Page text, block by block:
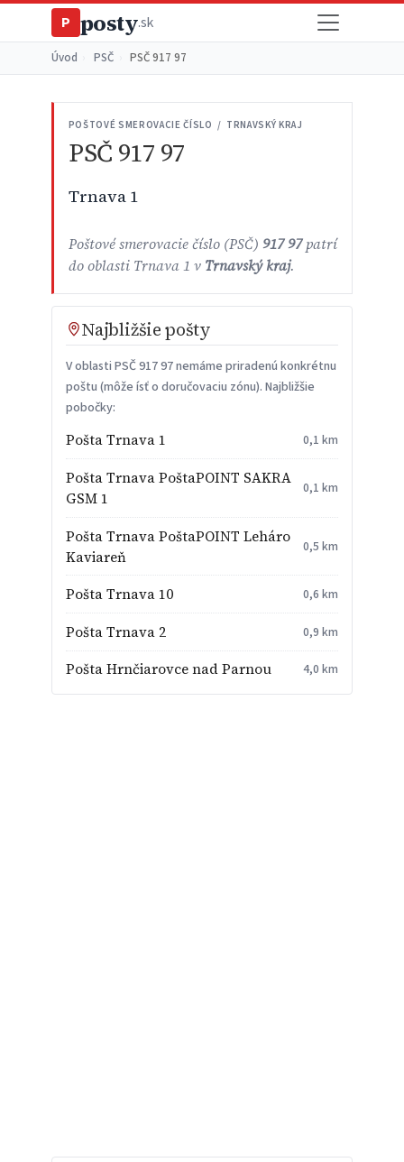
P posty.sk
Úvod PSČ PSČ 917 97
POŠTOVÉ SMEROVACIE ČÍSLO / TRNAVSKÝ KRAJ
PSČ 917 97
Trnava 1
Poštové smerovacie číslo (PSČ) 917 97patrí
do oblasti Trnava 1 v Trnavský kraj.
Najbližšie pošty
V oblasti PSČ 917 97 nemáme priradenú konkrétnu
poštu (môže ísť o doručovaciu zónu). Najbližšie
pobočky:
Pošta Trnava 1 0,1 km
Pošta Trnava PoštaPOINT SAKRA
GSM 1
0,1 km
Pošta Trnava PoštaPOINT Leháro
Kaviareň
0,5 km
Pošta Trnava 10 0,6 km
Pošta Trnava 2 0,9 km
Pošta Hrnčiarovce nad Parnou 4,0 km